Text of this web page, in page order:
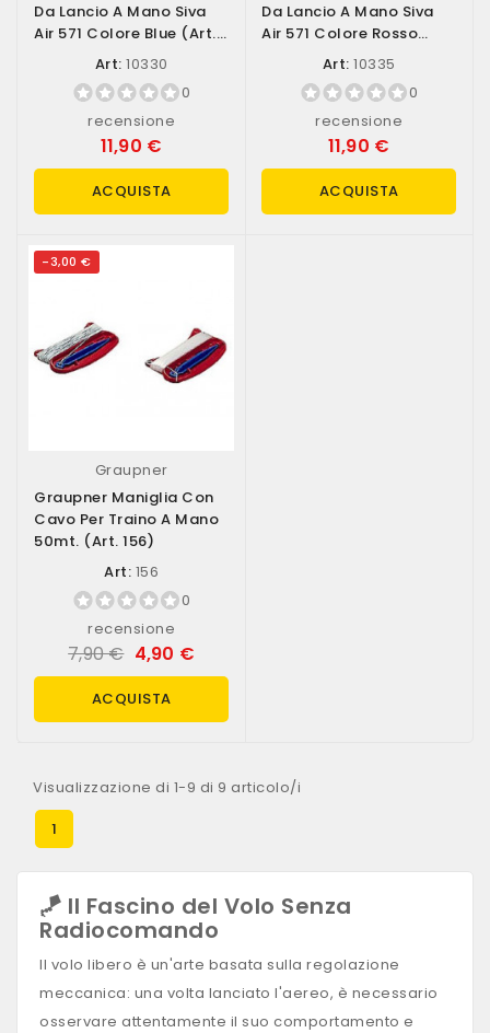
Da Lancio A Mano Siva
Air 571 Colore Blue (art.
Art: 10330
0
recensione
11,90 €
ACQUISTA
Da Lancio A Mano Siva
Air 571 Colore Rosso
(art. 10335)
Art: 10335
0
recensione
11,90 €
ACQUISTA
-3,00 €
Graupner
Graupner Maniglia Con
Cavo Per Traino A Mano
50mt. (art. 156)
Art: 156
0
recensione
7,90 € 4,90 €
ACQUISTA
Visualizzazione di 1-9 di 9 articolo/i
1
🪁 Il Fascino del Volo Senza
Radiocomando
Il volo libero è un'arte basata sulla regolazione
meccanica: una volta lanciato l'aereo, è necessario
osservare attentamente il suo comportamento e